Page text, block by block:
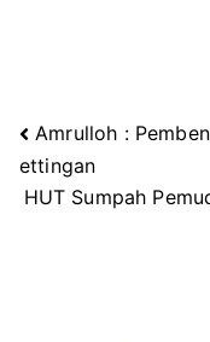
Navigasi
Amrulloh :
ettingan
HUT Sumpah